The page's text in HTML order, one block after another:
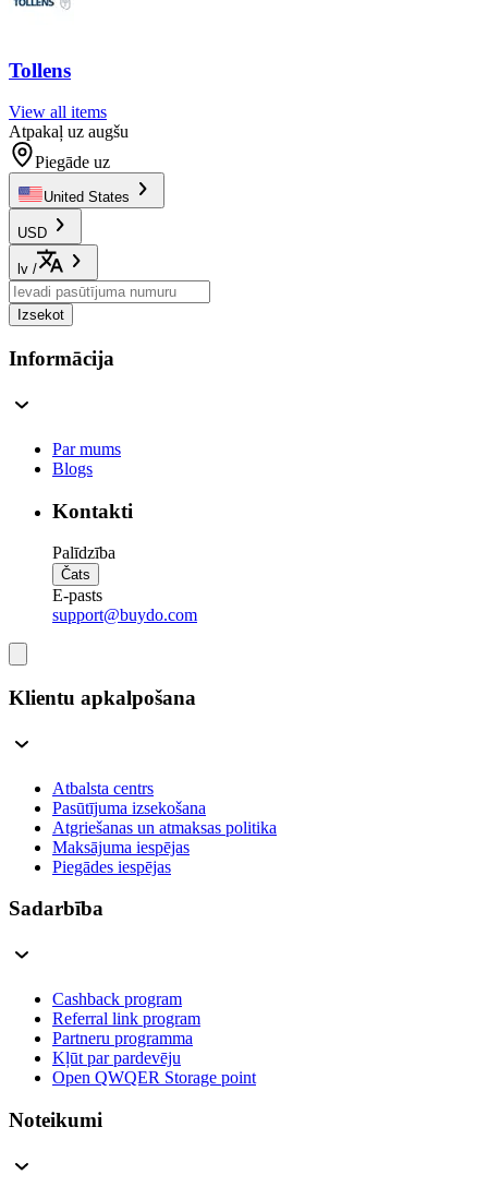
Tollens
View all items
Atpakaļ uz augšu
Piegāde uz
United States
USD
lv /
Izsekot
Informācija
Par mums
Blogs
Kontakti
Palīdzība
Čats
E-pasts
support@buydo.com
Klientu apkalpošana
Atbalsta centrs
Pasūtījuma izsekošana
Atgriešanas un atmaksas politika
Maksājuma iespējas
Piegādes iespējas
Sadarbība
Cashback program
Referral link program
Partneru programma
Kļūt par pardevēju
Open QWQER Storage point
Noteikumi